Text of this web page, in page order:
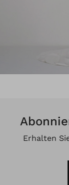
Erhalten